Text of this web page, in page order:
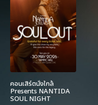
คอนเสิร์ตนั่งใกล้
Presents NANTIDA
SOUL NIGHT